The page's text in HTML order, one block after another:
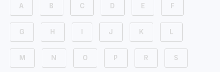
A B C D E F
G H J K L
M N O P R S